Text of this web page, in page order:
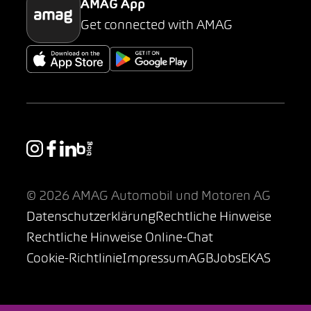
AMAG App
Get connected with AMAG
© 2026 AMAG Automobil und Motoren AG
DatenschutzerklärungRechtliche Hinweise
Rechtliche Hinweise Online-Chat
Cookie-RichtlinieImpressumAGBJobsEKAS